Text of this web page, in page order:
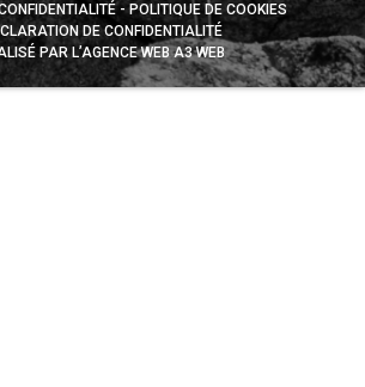
POLITIQUE DE COOKIES
DE CONFIDENTIALITÉ
PAR L’AGENCE WEB A3 WEB